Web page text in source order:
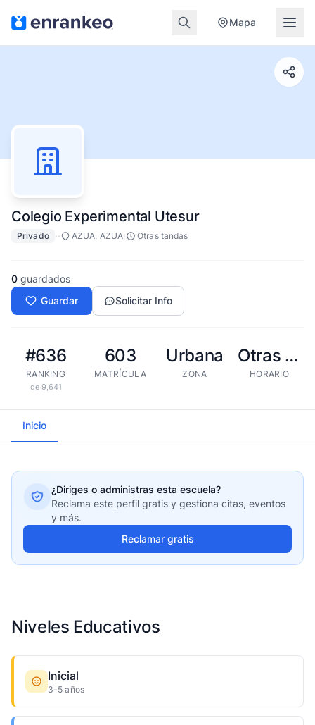
Mapa
Colegio Experimental Utesur
Privado ·· AZUA, AZUA· Otras tandas
0 guardados
Guardar
Solicitar Info
#636
RANKING
de 9,641
603
MATRÍCULA
Urbana
ZONA
Otras tandas
HORARIO
Inicio
¿Diriges o administras esta escuela?
Reclama este perfil gratis y gestiona citas, eventos
y más.
Reclamar gratis
Niveles Educativos
Inicial
3-5 años